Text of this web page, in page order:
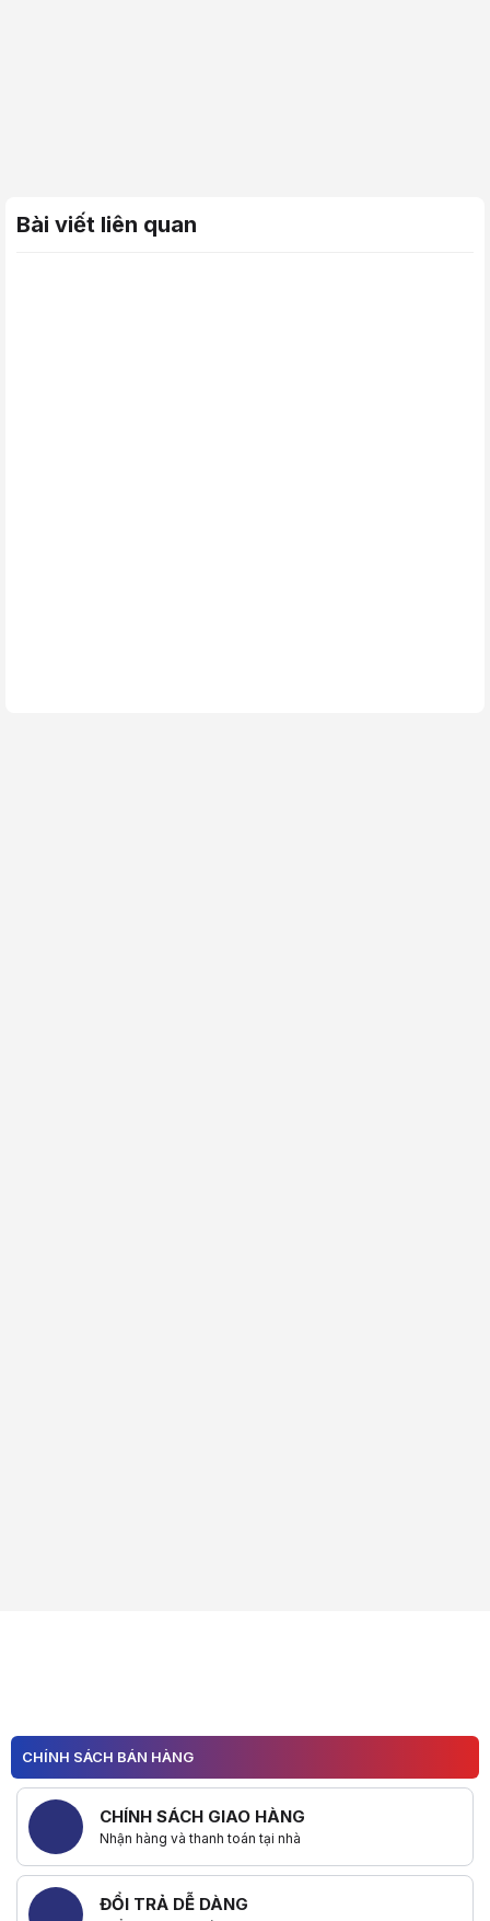
Bài viết liên quan
CHÍNH SÁCH BÁN HÀNG
CHÍNH SÁCH GIAO HÀNG
Nhận hàng và thanh toán tại nhà
ĐỔI TRẢ DỄ DÀNG